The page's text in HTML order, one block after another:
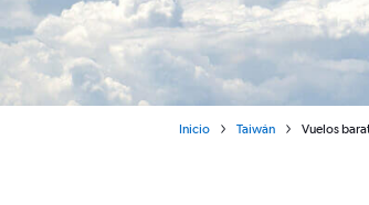
Inicio Taiwán Vuelos